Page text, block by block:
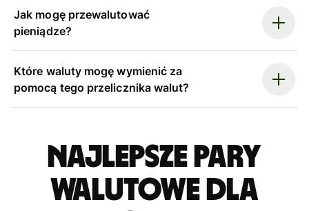
Jak mogę przewalutować
pieniądze?
Które waluty mogę wymienić za
pomocą tego przelicznika walut?
Najlepsze pary
walutowe dla